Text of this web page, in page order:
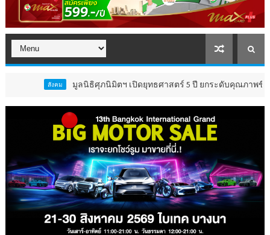
มูลนิธิศุภนิมิตฯ เปิดยุทธศาสตร์ 5 ปี ยกระดับคุณภาพชีวิต ‘เด็ก 4 ล้